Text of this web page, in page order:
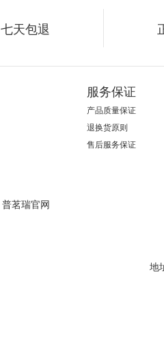
七天包退
服务保证
产品质量保证
退换货原则
售后服务保证
普茗瑞官网
地